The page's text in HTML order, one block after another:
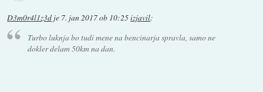
D3m0r4l1z3d je 7. jan 2017 ob 10:25izjavil:
Turbo luknja bo tudi mene na bencinarja spravla, samo ne
dokler delam 50km na dan.